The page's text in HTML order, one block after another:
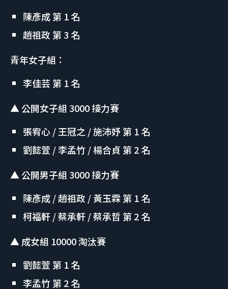
陳彥成 第 1 名
趙祖政 第 3 名
青年女子組：
李佳芸 第 1 名
▲ 公開女子組 3000 接力賽
張宥心 / 王冠之 / 施沛妤 第 1 名
劉懿萱 / 李孟竹 / 楊合貞 第 2 名
▲ 公開男子組 3000 接力賽
陳彥成 / 趙祖政 / 黃玉霖 第 1 名
柯福軒 / 蔡承軒 / 蔡承哲 第 2 名
▲ 成女組 10000 淘汰賽
劉懿萱 第 1 名
李孟竹 第 2 名